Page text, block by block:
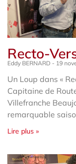
Recto-
Eddy BERNARD 19
Un Loup dans «
Capitaine de
Villefranche
remarquable
Lire plus »